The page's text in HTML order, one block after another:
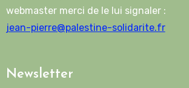
webmaster merci de le lui signaler :
jean-pierre@palestine-solidarite.fr
Newsletter